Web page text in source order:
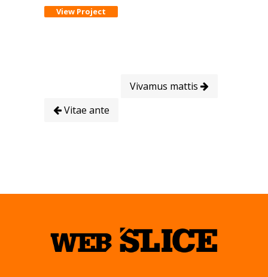
View Project
Vivamus mattis
Vitae ante